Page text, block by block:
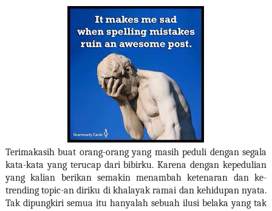
Terimakasih buat orang-orang yang masih peduli dengan segala
kata-kata yang terucap dari bibirku. Karena dengan kepedulian
yang kalian berikan semakin menambah ketenaran dan ke-
trending topic-an diriku di khalayak ramai dan kehidupan nyata.
Tak dipungkiri semua itu hanyalah sebuah ilusi belaka yang tak